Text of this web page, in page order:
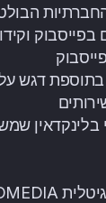
בפייסבוק
בתוספת דגש
בלינקדאין